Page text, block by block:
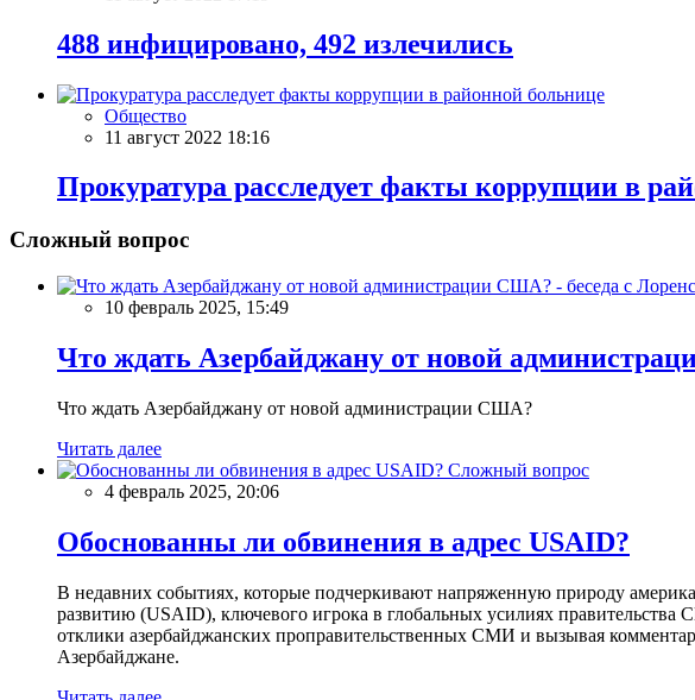
488 инфицировано, 492 излечились
Общество
11 август 2022 18:16
Прокуратура расследует факты коррупции в
Сложный вопрос
10 февраль 2025, 15:49
Что ждать Азербайджану от новой
Что ждать Азербайджану от новой администрации США?
Читать далее
Сложный вопрос
4 февраль 2025, 20:06
Обоснованны ли обвинения в адрес USAID?
В недавних событиях, которые подчеркивают напряженную природу
развитию (USAID), ключевого игрока в глобальных усилиях
отклики азербайджанских проправительственных СМИ и вызывая
Азербайджане.